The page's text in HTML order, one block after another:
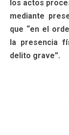
los actos
mediante
que “en el
la presencia
delito grave”.